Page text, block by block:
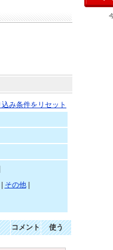
み条件をリセット
その他|
コメント 使う